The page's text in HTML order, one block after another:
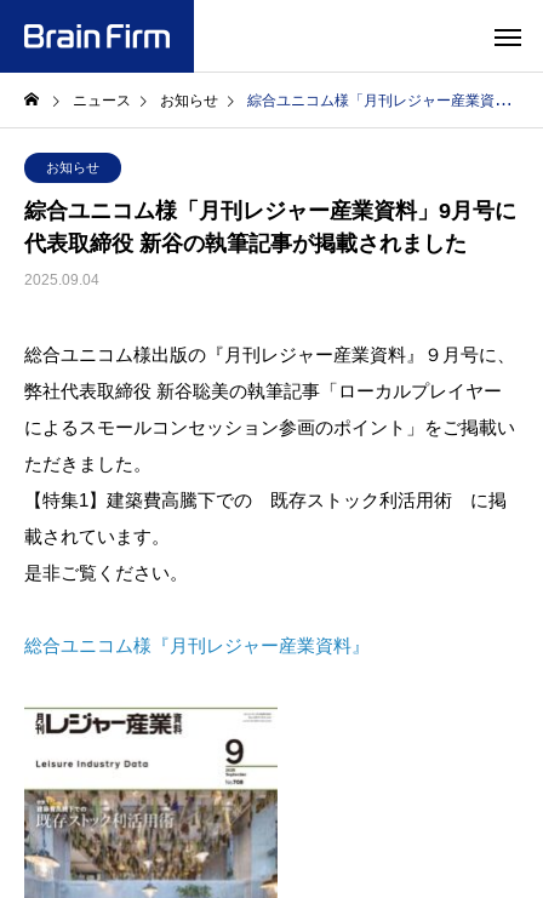
ニュース お知らせ 綜合ユニコム様「月刊レジャー産業資料」9月号に代表取締役 新谷の執筆記事が掲載されました
お知らせ
綜合ユニコム様「月刊レジャー産業資料」9月号に
代表取締役 新谷の執筆記事が掲載されました
2025.09.04
総合ユニコム様出版の『月刊レジャー産業資料』９月号に、
弊社代表取締役 新谷聡美の執筆記事「ローカルプレイヤー
によるスモールコンセッション参画のポイント」をご掲載い
ただきました。
【特集1】建築費高騰下での 既存ストック利活用術 に掲
載されています。
是非ご覧ください。
総合ユニコム様『月刊レジャー産業資料』